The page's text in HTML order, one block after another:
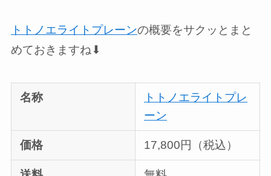
トトノエライトプレーンの概要をサクッとまと
めておきますね⬇︎
名称
トトノエライトプレ
ーン
価格 17,800円（税込）